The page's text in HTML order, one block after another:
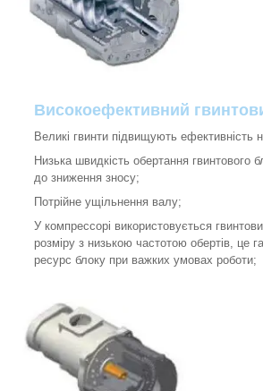
Високоефективний
Великі гвинти підвищують ефективність
Низька швидкість обертання гвинтового
до зниження зносу;
Потрійне ущільнення валу;
У компрессорі використовується
розміру з низькою частотою обертів, це
ресурс блоку при важких умовах роботи;